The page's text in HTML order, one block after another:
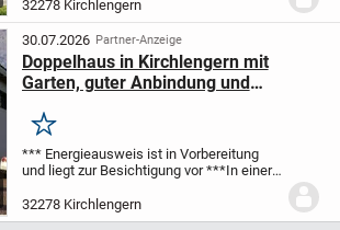
gestaltet wurde. Diese Immobilie ist der
ideale Ort, um gemeinsame Erinnerungen
zu schaffen und ein...
32278 Kirchlengern
30.07.2026 Partner-Anzeige
Doppelhaus in Kirchlengern mit
Garten, guter Anbindung und
Merken
*** Energieausweis ist in Vorbereitung
und liegt zur Besichtigung vor ***In einer
Wohngegend entstehen sechs moderne
Doppelhaushälften im energieeffizienten
32278 Kirchlengern